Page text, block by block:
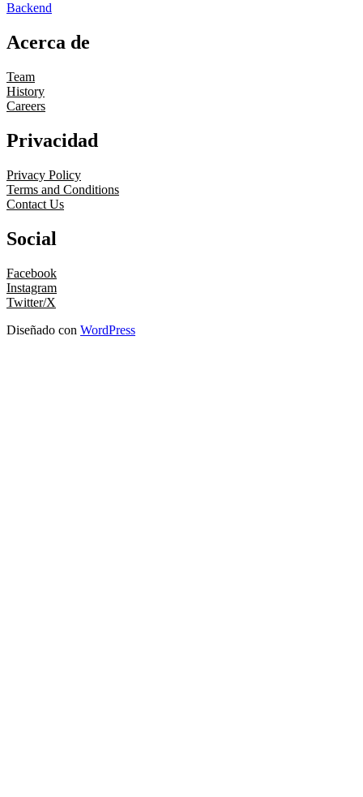
Backend
Acerca de
Team
History
Careers
Privacidad
Privacy Policy
Terms and Conditions
Contact Us
Social
Facebook
Instagram
Twitter/X
Diseñado con WordPress